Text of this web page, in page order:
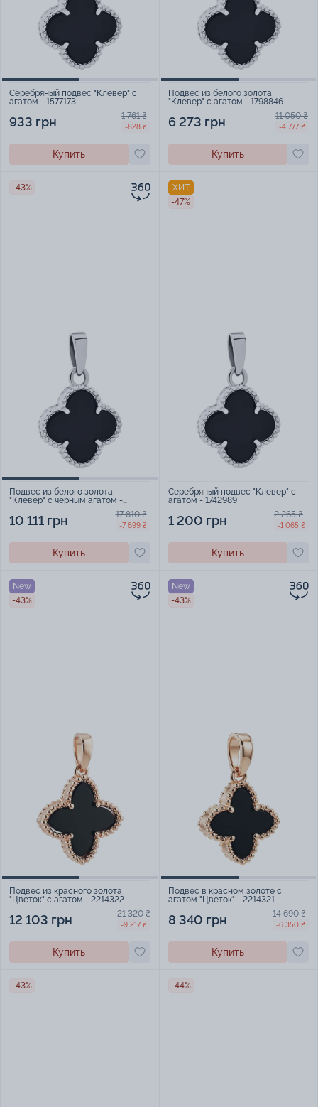
Серебряный подвес "Клевер" с
агатом - 1577173
933 грн 1 761 ₴
-828 ₴
Купить
Подвес из белого золота
"Клевер" с агатом - 1798846
6 273 грн 11 050 ₴
-4 777 ₴
Купить
-43%
Подвес из белого золота
"Клевер" с черным агатом -
10 111 грн 17 810 ₴
-7 699 ₴
Купить
ХИТ
-47%
Серебряный подвес "Клевер" с
агатом - 1742989
1 200 грн 2 265 ₴
-1 065 ₴
Купить
New
-43%
Подвес из красного золота
"Цветок" с агатом - 2214322
12 103 грн 21 320 ₴
-9 217 ₴
Купить
New
-43%
Подвес в красном золоте с
агатом "Цветок" - 2214321
8 340 грн 14 690 ₴
-6 350 ₴
Купить
-43% -44%